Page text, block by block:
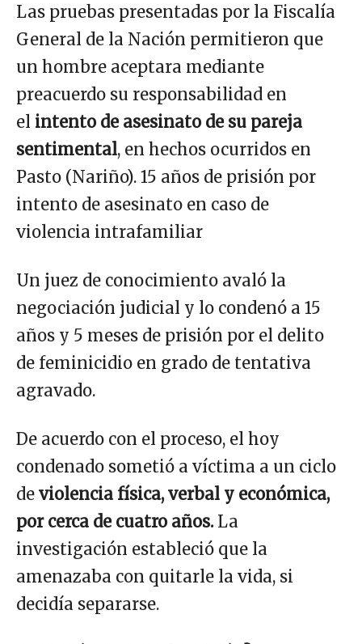
Las pruebas presentadas por la Fiscalía
General de la Nación permitieron que
un hombre aceptara mediante
preacuerdo su responsabilidad en
el intento de asesinato de su pareja
sentimental, en hechos ocurridos en
Pasto (Nariño). 15 años de prisión por
intento de asesinato en caso de
violencia intrafamiliar
Un juez de conocimiento avaló la
negociación judicial y lo condenó a 15
años y 5 meses de prisión por el delito
de feminicidio en grado de tentativa
agravado.
De acuerdo con el proceso, el hoy
condenado sometió a víctima a un ciclo
de violencia física, verbal y económica,
por cerca de cuatro años. La
investigación estableció que la
amenazaba con quitarle la vida, si
decidía separarse.